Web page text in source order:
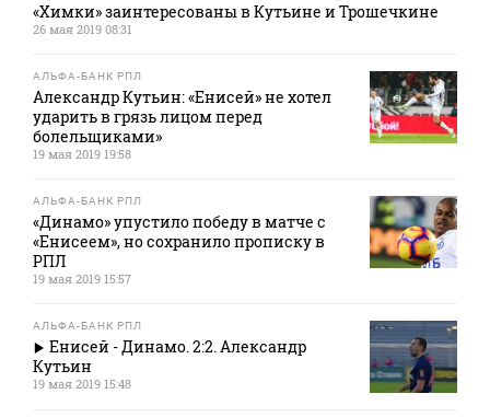
«Химки» заинтересованы в Кутьине и Трошечкине
26 мая 2019 08:31
АЛЬФА-БАНК РПЛ
Александр Кутьин: «Енисей» не хотел
ударить в грязь лицом перед
болельщиками»
19 мая 2019 19:58
АЛЬФА-БАНК РПЛ
«Динамо» упустило победу в матче с
«Енисеем», но сохранило прописку в
РПЛ
19 мая 2019 15:57
АЛЬФА-БАНК РПЛ
Енисей - Динамо. 2:2. Александр
Кутьин
19 мая 2019 15:48